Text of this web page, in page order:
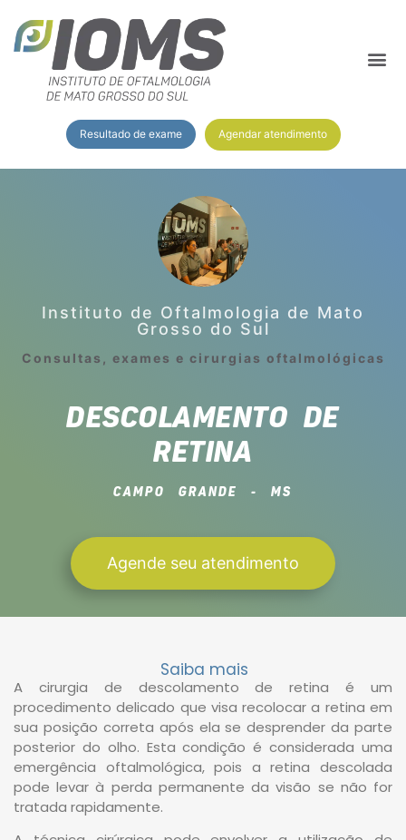
Resultado de exame Agendar atendimento
Instituto de Oftalmologia de Mato
Grosso do Sul
Consultas, exames e cirurgias oftalmológicas
DESCOLAMENTO DE
RETINA
CAMPO GRANDE - MS
Agende seu atendimento
Saiba mais
A cirurgia de descolamento de retina é um
procedimento delicado que visa recolocar a retina em
sua posição correta após ela se desprender da parte
posterior do olho. Esta condição é considerada uma
emergência oftalmológica, pois a retina descolada
pode levar à perda permanente da visão se não for
tratada rapidamente.